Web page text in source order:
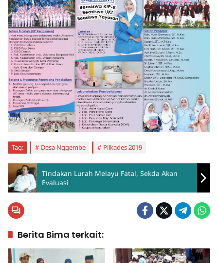
Tag: Desa Nggembe Pilkades 2019
Tindakan Lurah Melayu Fatal, Sekda Akan
Evaluasi
Berita Bima terkait: